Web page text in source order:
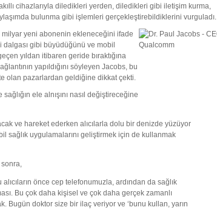
cihazlarıyla diledikleri yerden, diledikleri gibi iletişim kurma,
bulunma gibi işlemleri gerçekleştirebildiklerini vurguladı.
milyar yeni abonenin ekleneceğini ifade
gibi büyüdüğünü ve mobil
yıldan itibaren geride bıraktığına
yapıldığını söyleyen Jacobs, bu
olan pazarlardan geldiğine dikkat çekti.
ele alnışını nasıl değiştireceğine
ve hareket ederken alıcılarla dolu bir denizde yüzüyor
sağlık uygulamalarını geliştirmek için de kullanmak
önce cep telefonumuzla, ardından da sağlık
Bu çok daha kişisel ve çok daha gerçek zamanlı
Bugün doktor size bir ilaç veriyor ve ‘bunu kullan, yarın